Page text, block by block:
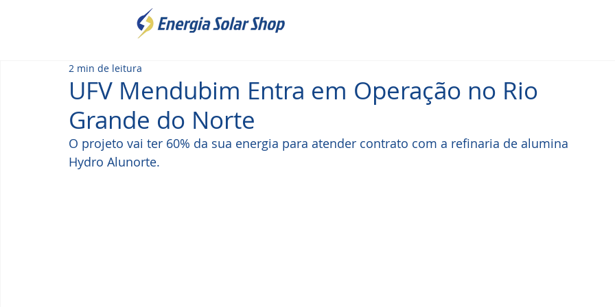
UFV Mendubim Entra em Operação no Rio
Grande do Norte
2 min de leitura
O projeto vai ter 60% da sua energia para atender contrato com a refinaria de alumina
Hydro Alunorte.